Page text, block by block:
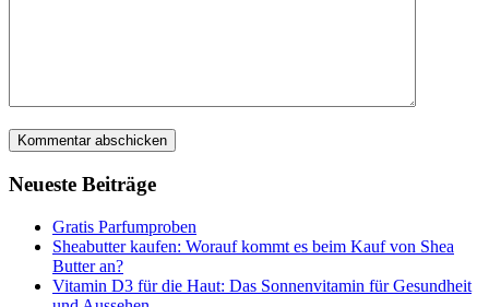
Neueste Beiträge
Gratis Parfumproben
Sheabutter kaufen: Worauf kommt es beim Kauf von Shea
Butter an?
Vitamin D3 für die Haut: Das Sonnenvitamin für Gesundheit